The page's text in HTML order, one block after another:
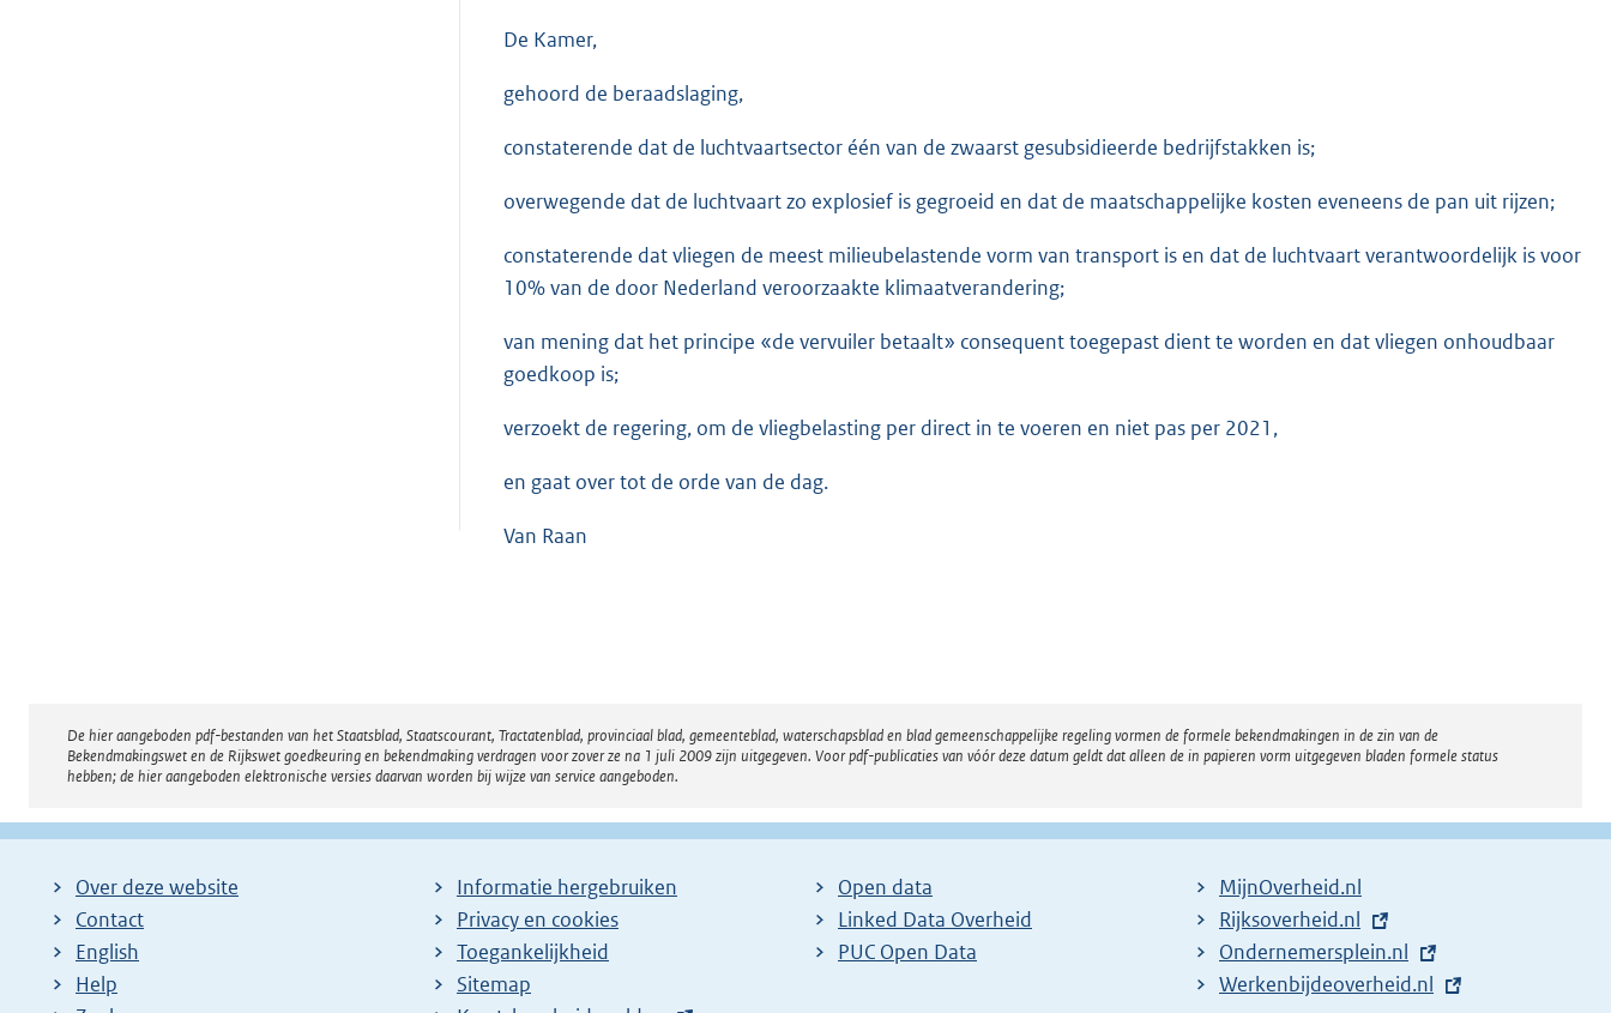
K
De Kamer,
gehoord de beraadslaging,
constaterende dat de luchtvaartsector één van de zwaarst gesubsidieerde bedrijfstakken is;
overwegende dat de luchtvaart zo explosief is gegroeid en dat de maatschappelijke kosten eveneens de pan uit rijzen;
constaterende dat vliegen de meest milieubelastende vorm van transport is en dat de luchtvaart verantwoordelijk is voor
10% van de door Nederland veroorzaakte klimaatverandering;
van mening dat het principe «de vervuiler betaalt» consequent toegepast dient te worden en dat vliegen onhoudbaar
goedkoop is;
verzoekt de regering, om de vliegbelasting per direct in te voeren en niet pas per 2021,
en gaat over tot de orde van de dag.
Van Raan
Disclaimer
De hier aangeboden pdf-bestanden van het Staatsblad, Staatscourant, Tractatenblad, provinciaal blad, gemeenteblad, waterschapsblad en blad gemeenschappelijke regeling vormen de formele bekendmakingen in de zin van de
Bekendmakingswet en de Rijkswet goedkeuring en bekendmaking verdragen voor zover ze na 1 juli 2009 zijn uitgegeven. Voor pdf-publicaties van vóór deze datum geldt dat alleen de in papieren vorm uitgegeven bladen formele status
hebben; de hier aangeboden elektronische versies daarvan worden bij wijze van service aangeboden.
Over deze website
Contact
English
Help
Informatie hergebruiken
Privacy en cookies
Toegankelijkheid
Sitemap
Open data
Linked Data Overheid
PUC Open Data
MijnOverheid.nl
E
x
t
Rijksoverheid.nl
E
x
Ondernemersplein.nl
E
Werkenbijdeoverheid.nl